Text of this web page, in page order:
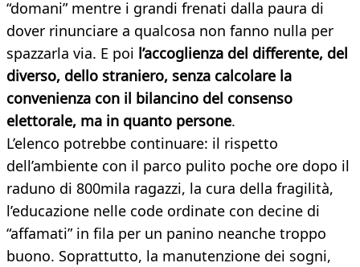
“domani” mentre i grandi frenati dalla paura di
dover rinunciare a qualcosa non fanno nulla per
spazzarla via. E poi l’accoglienza del differente, del
diverso, dello straniero, senza calcolare la
convenienza con il bilancino del consenso
elettorale, ma in quanto persone.
L’elenco potrebbe continuare: il rispetto
dell’ambiente con il parco pulito poche ore dopo il
raduno di 800mila ragazzi, la cura della fragilità,
l’educazione nelle code ordinate con decine di
“affamati” in fila per un panino neanche troppo
buono. Soprattutto, la manutenzione dei sogni,